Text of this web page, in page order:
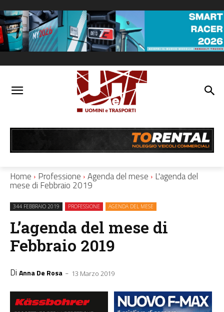
Home Professione Agenda del mese L'agenda del
mese di Febbraio 2019
344 FEBBRAIO 2019 PROFESSIONE AGENDA DEL MESE
L’agenda del mese di
Febbraio 2019
Di Anna De Rosa - 13 Marzo 2019